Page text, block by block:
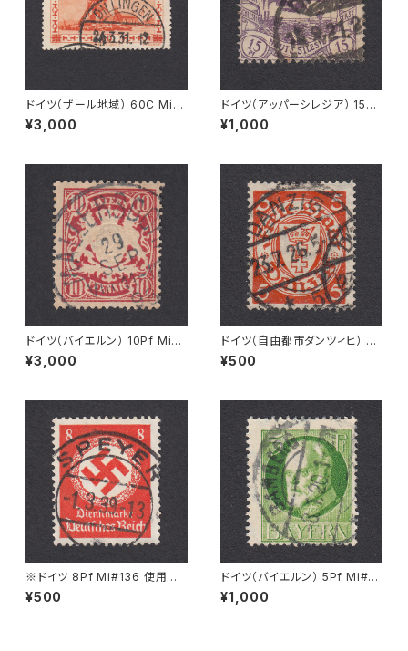
ドイツ（ザール地域） 60C Mi#1
43 使用済み切手｜DILLINGE
N 24.3.1931
¥3,000
ドイツ（アッパーシレジア） 15Pf
Mi#17 使用済み切手｜OPPEL
N 15.9.1921
¥1,000
ドイツ（バイエルン） 10Pf Mi#5
6 B 使用済み切手｜MALLERS
DORF 29.SEP.1898
¥3,000
ドイツ（自由都市ダンツィヒ） 5P
f Mi#193 使用済み切手｜DA
NZIG 23.7.1926
¥500
※ドイツ 8Pf Mi#136 使用済
み切手｜SPEYER 1.3.1939
¥500
ドイツ（バイエルン） 5Pf Mi#9
5 I 使用済み切手｜BAMBERG
8.1.1920
¥1,000